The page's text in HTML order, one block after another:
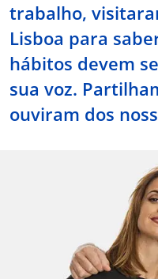
Sport
trabalho,
Lisboa para
hábitos devem
sua voz.
ouviram dos